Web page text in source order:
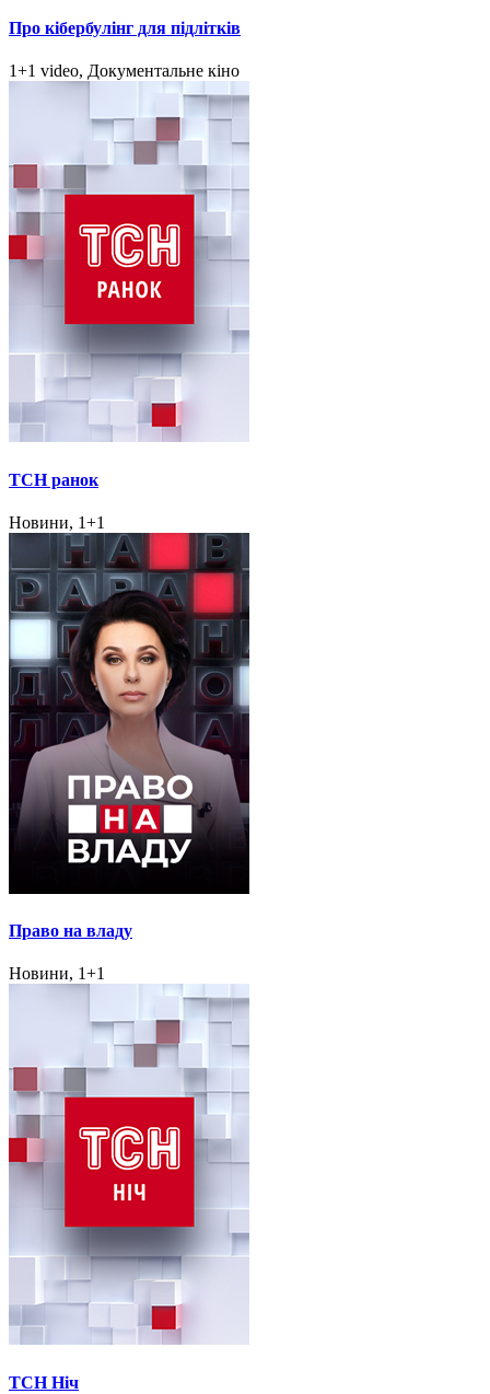
Про кібербулінг для підлітків
1+1 video, Документальне кіно
ТСН ранок
Новини, 1+1
Право на владу
Новини, 1+1
ТСН Ніч